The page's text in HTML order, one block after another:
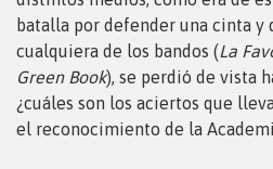
batalla por defender una cinta y
cualquiera de los bandos (La
Green Book), se perdió de vista
¿cuáles son los aciertos que
el reconocimiento de la